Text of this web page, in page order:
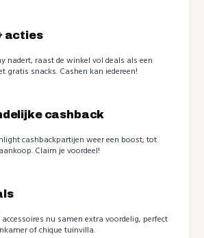
acties
nadert, raast de winkel vol deals als een
gratis snacks. Cashen kan iedereen!
cashback
cashbackpartijen weer een boost; tot
Claim je voordeel!
nu samen extra voordelig, perfect
of chique tuinvilla.